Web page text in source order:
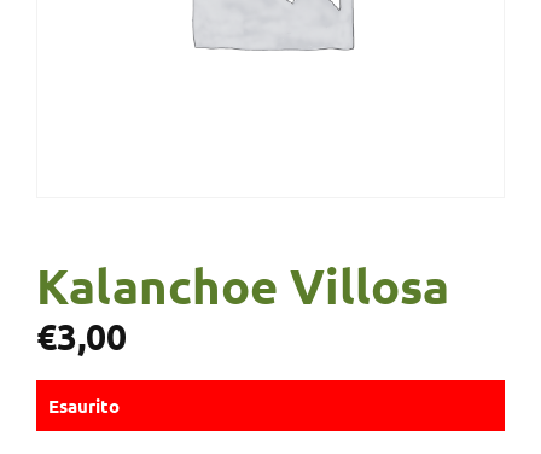
Kalanchoe Villosa
€3,00
Esaurito